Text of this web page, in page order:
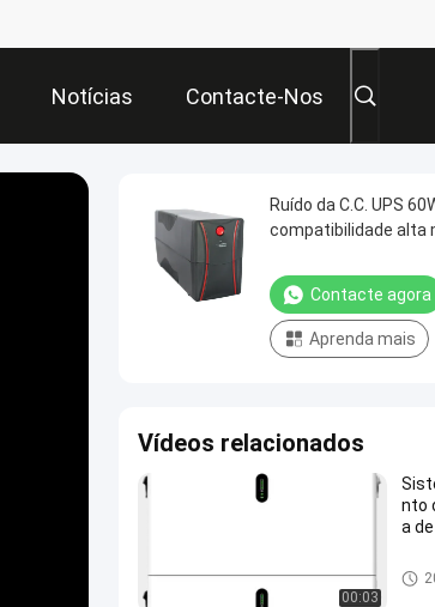
Notícias Contacte-Nos
Ruído da C.C. UPS
compatibilidade alta
Contacte agora
Aprenda mais
Vídeos relacionados
00:03
nto
a